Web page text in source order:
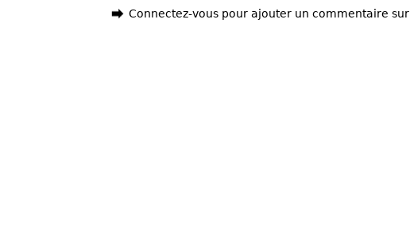
Connectez-vous pour ajouter un commentaire sur